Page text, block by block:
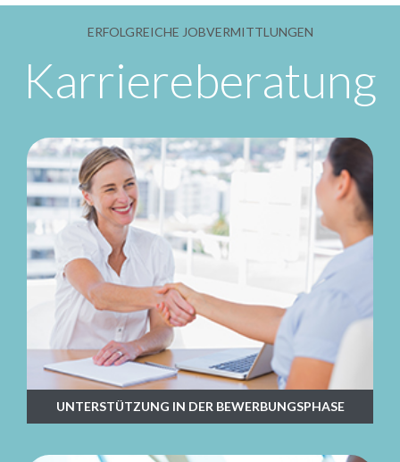
ERFOLGREICHE JOBVERMITTLUNGEN
Karriereberatung
UNTERSTÜTZUNG IN DER BEWERBUNGSPHASE